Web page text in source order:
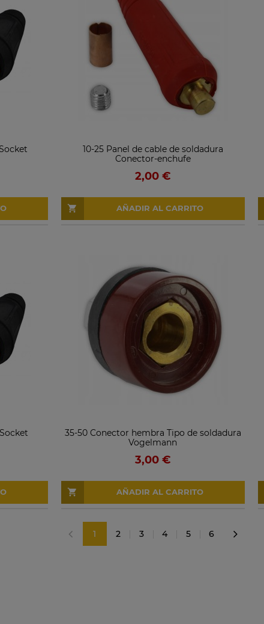
10-25 Panel de cable de soldadura
Conector-enchufe
2,00 €
AÑADIR AL CARRITO
35-50 Conector hembra Tipo de soldadura
Vogelmann
3,00 €
AÑADIR AL CARRITO
1 2 3 4 5 6